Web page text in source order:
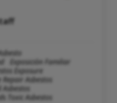
Exposición Familiar
Exposure
Repair Asbestos
Asbestos
Toxic Asbestos